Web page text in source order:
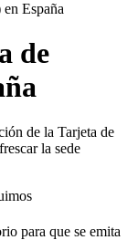
España
de
de la Tarjeta de
la sede
para que se emita